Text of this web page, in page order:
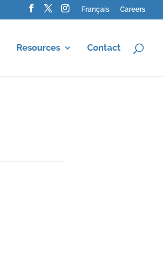
Français Careers
Resources Contact